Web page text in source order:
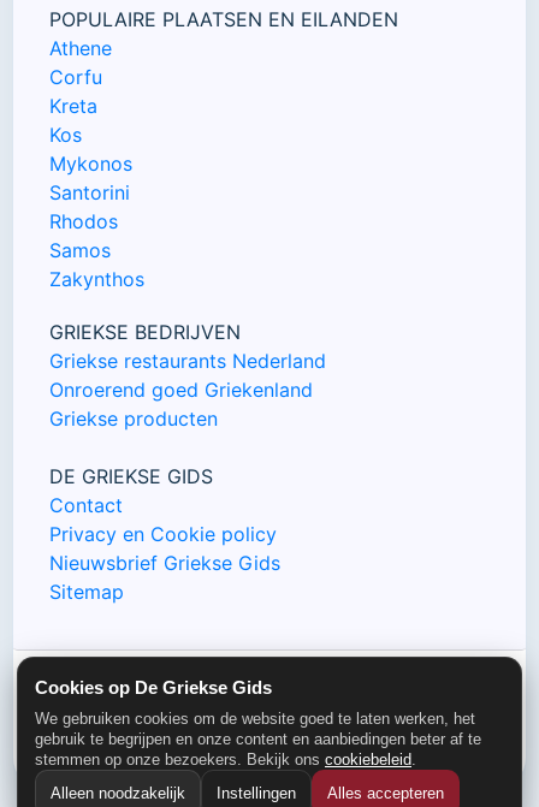
Cookies op De Griekse Gids
We gebruiken cookies om de website goed te laten werken, het
gebruik te begrijpen en onze content en aanbiedingen beter af te
stemmen op onze bezoekers. Bekijk ons cookiebeleid.
Alleen noodzakelijk
Instellingen Alles accepteren
POPULAIRE PLAATSEN EN EILANDEN
Athene
Corfu
Kreta
Kos
Mykonos
Santorini
Rhodos
Samos
Zakynthos
GRIEKSE BEDRIJVEN
Griekse restaurants Nederland
Onroerend goed Griekenland
Griekse producten
DE GRIEKSE GIDS
Contact
Privacy en Cookie policy
Nieuwsbrief Griekse Gids
Sitemap
© De Griekse Gids 2000-2026